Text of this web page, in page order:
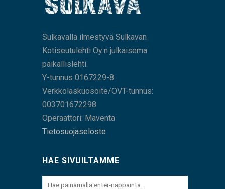
Sulkavalla ilmestyvä Sulkavan
Kotiseutulehti Oy:n julkaisema
paikallislehti.
Y-tunnus 0167229-8
Verkkolaskuosoite/OVT-tunnus:
003701672298
Operaattori: Maventa
Tietosuojaseloste
HAE SIVUILTAMME